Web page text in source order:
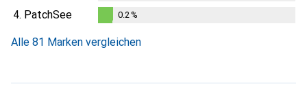
4. PatchSee 0.2%
Alle 81 Marken vergleichen